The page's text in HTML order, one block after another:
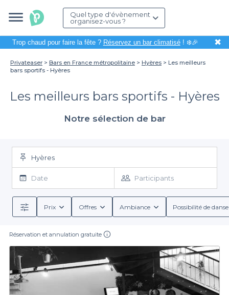
Quel type d'évènement
organisez-vous ?
Trop chaud pour faire la fête ? Réservez un bar climatisé! ❄️🎉 ✖
Privateaser Bars en France métropolitaine Hyères
Les meilleurs
bars sportifs - Hyères
Les meilleurs bars sportifs - Hyères
Notre sélection de bar
Hyères
Date Participants
Prix Offres Ambiance Possibilité de
Réservation et annulation gratuite